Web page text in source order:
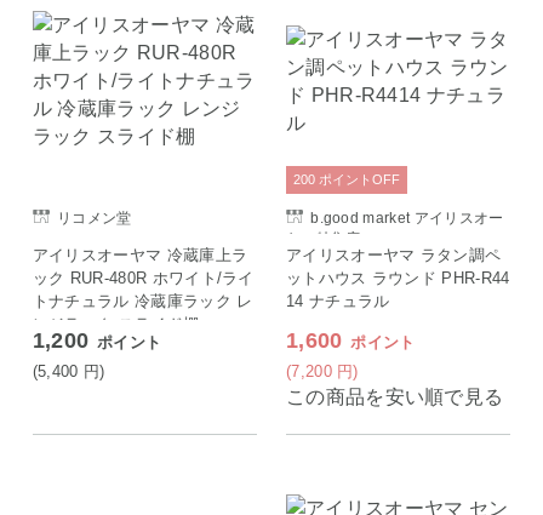
リコメン堂
アイリスオーヤマ 冷蔵庫上ラ
ック RUR-480R ホワイト/ライ
トナチュラル 冷蔵庫ラック レ
ンジラック スライド棚
1,200 ポイント
(5,400 円)
b.good market アイリスオー
ヤマ特集店
アイリスオーヤマ ラタン調ペ
ットハウス ラウンド PHR-R44
14 ナチュラル
1,600 ポイント
(7,200 円)
200 ポイント OFF
この商品を安い順で見る